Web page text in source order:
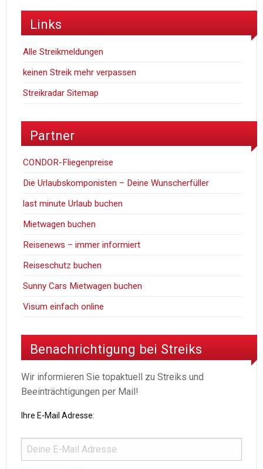
Links
Alle Streikmeldungen
keinen Streik mehr verpassen
Streikradar Sitemap
Partner
CONDOR-Fliegenpreise
Die Urlaubskomponisten – Deine Wunscherfüller
last minute Urlaub buchen
Mietwagen buchen
Reisenews – immer informiert
Reiseschutz buchen
Sunny Cars Mietwagen buchen
Visum einfach online
Benachrichtigung bei Streiks
Wir informieren Sie topaktuell zu Streiks und
Beeinträchtigungen per Mail!
Ihre E-Mail Adresse: